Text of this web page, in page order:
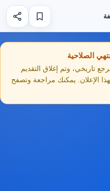
الصلاحية
تاريخي، وتم إغلاق التقديم
الإعلان. يمكنك مراجعة وتصفح